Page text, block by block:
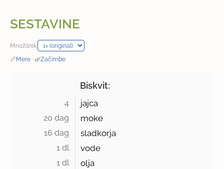
SESTAVINE
Množilnik:
📏Mere · 🌿Začimbe
Biskvit:
4 jajca
20 dag moke
16 dag sladkorja
1 dl vode
1 dl olja